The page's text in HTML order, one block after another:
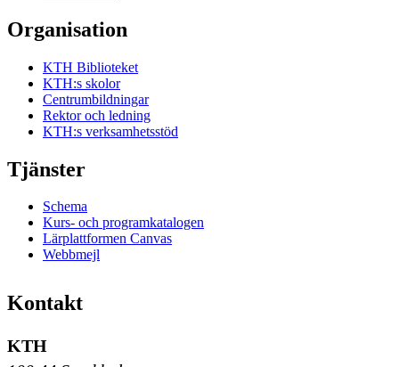
Organisation
KTH Biblioteket
KTH:s skolor
Centrumbildningar
Rektor och ledning
KTH:s verksamhetsstöd
Tjänster
Schema
Kurs- och programkatalogen
Lärplattformen Canvas
Webbmejl
Kontakt
KTH